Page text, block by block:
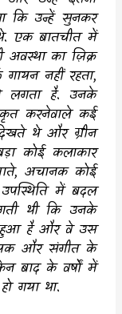
कि उन्हें सुनकर
एक बातचीत में
का ज़िक्र
नहीं रहता,
लगता है. उनके
करनेवाले कई
थे और ग्रीन
कोई कलाकार
, अचानक कोई
में बदल
थी कि उनके
हुआ है और वे उस
और संगीत के
बाद के वर्षों में
गया था.